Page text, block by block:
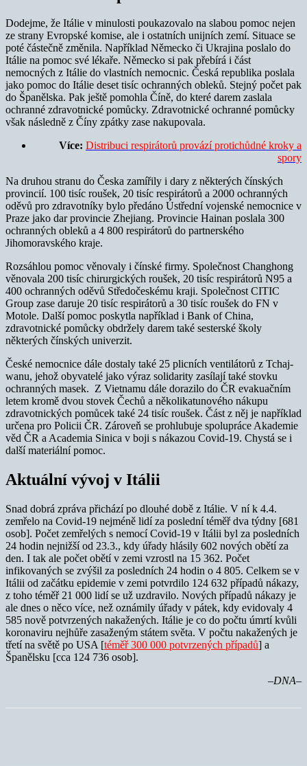
Dodejme, že Itálie v minulosti poukazovalo na slabou pomoc nejen
ze strany Evropské komise, ale i ostatních unijních zemí. Situace se
poté částečně změnila. Například Německo či Ukrajina poslalo do
Itálie na pomoc své lékaře. Německo si pak přebírá i část
nemocných z Itálie do vlastních nemocnic. Česká republika poslala
jako pomoc do Itálie deset tisíc ochranných obleků. Stejný počet pak
do Španělska. Pak ještě pomohla Číně, do které darem zaslala
ochranné zdravotnické pomůcky. Zdravotnické ochranné pomůcky
však následně z Číny zpátky zase nakupovala.
Více: Distribuci respirátorů provází protichůdné kroky a
spory
Na druhou stranu do Česka zamířily i dary z některých čínských
provincií. 100 tisíc roušek, 20 tisíc respirátorů a 2000 ochranných
oděvů pro zdravotníky bylo předáno Ústřední vojenské nemocnice v
Praze jako dar provincie Zhejiang. Provincie Hainan poslala 300
ochranných obleků a 4 800 respirátorů do partnerského
Jihomoravského kraje.
Rozsáhlou pomoc věnovaly i čínské firmy. Společnost Changhong
věnovala 200 tisíc chirurgických roušek, 20 tisíc respirátorů N95 a
400 ochranných oděvů Středočeskému kraji. Společnost CITIC
Group zase daruje 20 tisíc respirátorů a 30 tisíc roušek do FN v
Motole. Další pomoc poskytla například i Bank of China,
zdravotnické pomůcky obdržely darem také sesterské školy
některých čínských univerzit.
České nemocnice dále dostaly také 25 plicních ventilátorů z Tchaj-
wanu, jehož obyvatelé jako výraz solidarity zasílají také stovku
ochranných masek. Z Vietnamu dále dorazilo do ČR evakuačním
letem kromě dvou stovek Čechů a několikatunového nákupu
zdravotnických pomůcek také 24 tisíc roušek. Část z něj je například
určena pro Policii ČR. Zároveň se prohlubuje spolupráce Akademie
věd ČR a Academia Sinica v boji s nákazou Covid-19. Chystá se i
další materiální pomoc.
Aktuální vývoj v Itálii
Snad dobrá zpráva přichází po dlouhé době z Itálie. V ní k 4.4.
zemřelo na Covid-19 nejméně lidí za poslední téměř dva týdny [681
osob]. Počet zemřelých s nemocí Covid-19 v Itálii byl za posledních
24 hodin nejnižší od 23.3., kdy úřady hlásily 602 nových obětí za
den. I tak ale počet obětí v zemi vzrostl na 15 362. Počet
infikovaných se zvýšil za posledních 24 hodin o 4 805. Celkem se v
Itálii od začátku epidemie v zemi potvrdilo 124 632 případů nákazy,
z toho téměř 21 000 lidí se už uzdravilo. Nových případů nákazy je
ale dnes o něco více, než oznámily úřady v pátek, kdy evidovaly 4
585 nově potvrzených nakažených. Itálie je co do počtu úmrtí kvůli
koronaviru nejhůře zasaženým státem světa. V počtu nakažených je
třetí na světě po USA [téměř 300 000 potvrzených případů] a
Španělsku [cca 124 736 osob].
–DNA–